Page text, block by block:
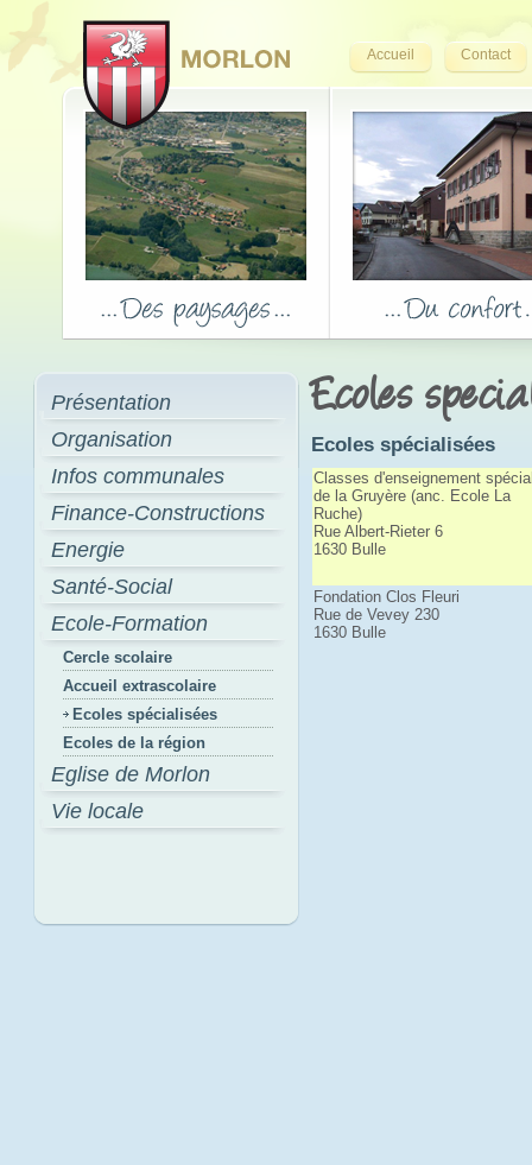
Accueil Contact
Présentation
Organisation
Infos communales
Finance-Constructions
Energie
Santé-Social
Ecole-Formation
Cercle scolaire
Accueil extrascolaire
Ecoles spécialisées
Ecoles de la région
Eglise de Morlon
Vie locale
Ecoles
Ecoles spécialisées
Classes d'enseignement
de la Gruyère (anc. Ecole La
Ruche)
Rue Albert-Rieter 6
1630 Bulle
Fondation Clos Fleuri
Rue de Vevey 230
1630 Bulle